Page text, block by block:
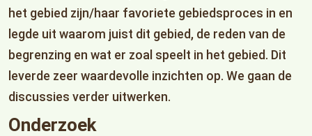
het gebied zijn/haar favoriete gebiedsproces in en
legde uit waarom juist dit gebied, de reden van de
begrenzing en wat er zoal speelt in het gebied. Dit
leverde zeer waardevolle inzichten op. We gaan de
discussies verder uitwerken.
Onderzoek